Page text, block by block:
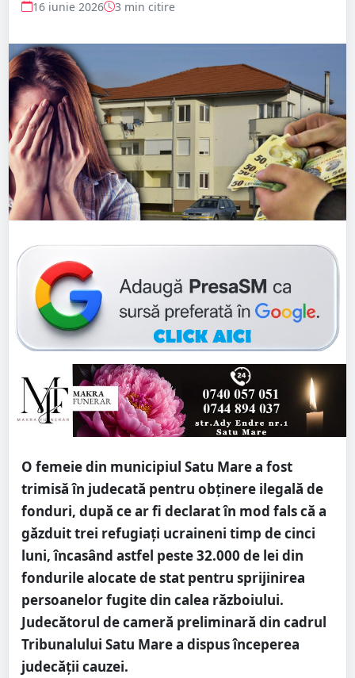
16 iunie 2026 3 min citire
O femeie din municipiul Satu Mare a fost
trimisă în judecată pentru obținere ilegală de
fonduri, după ce ar fi declarat în mod fals că a
găzduit trei refugiați ucraineni timp de cinci
luni, încasând astfel peste 32.000 de lei din
fondurile alocate de stat pentru sprijinirea
persoanelor fugite din calea războiului.
Judecătorul de cameră preliminară din cadrul
Tribunalului Satu Mare a dispus începerea
judecății cauzei.